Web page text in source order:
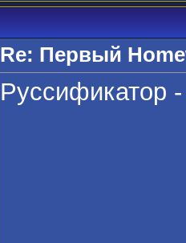
Re: Первый
Руссификатор